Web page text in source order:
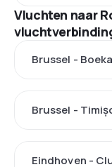
Vluchten naar
Brussel -
Brussel -
Eindhoven -